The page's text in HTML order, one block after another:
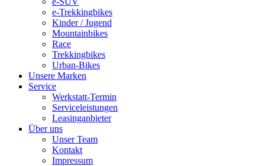
e-Trekkingbikes
Kinder / Jugend
Mountainbikes
Race
Trekkingbikes
Urban-Bikes
Unsere Marken
Service
Werkstatt-Termin
Serviceleistungen
Leasinganbieter
Über uns
Unser Team
Kontakt
Impressum